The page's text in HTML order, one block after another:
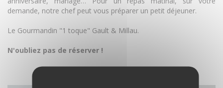
demande, notre chef peut vous préparer un petit déjeuner.
Le Gourmandin "1 toque" Gault & Millau.
N'oubliez pas de réserver !